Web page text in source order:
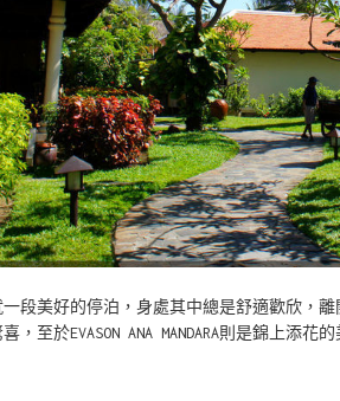
段美好的停泊，身處其中總是舒適歡欣，
，至於EVASON ANA MANDARA則是錦上添花